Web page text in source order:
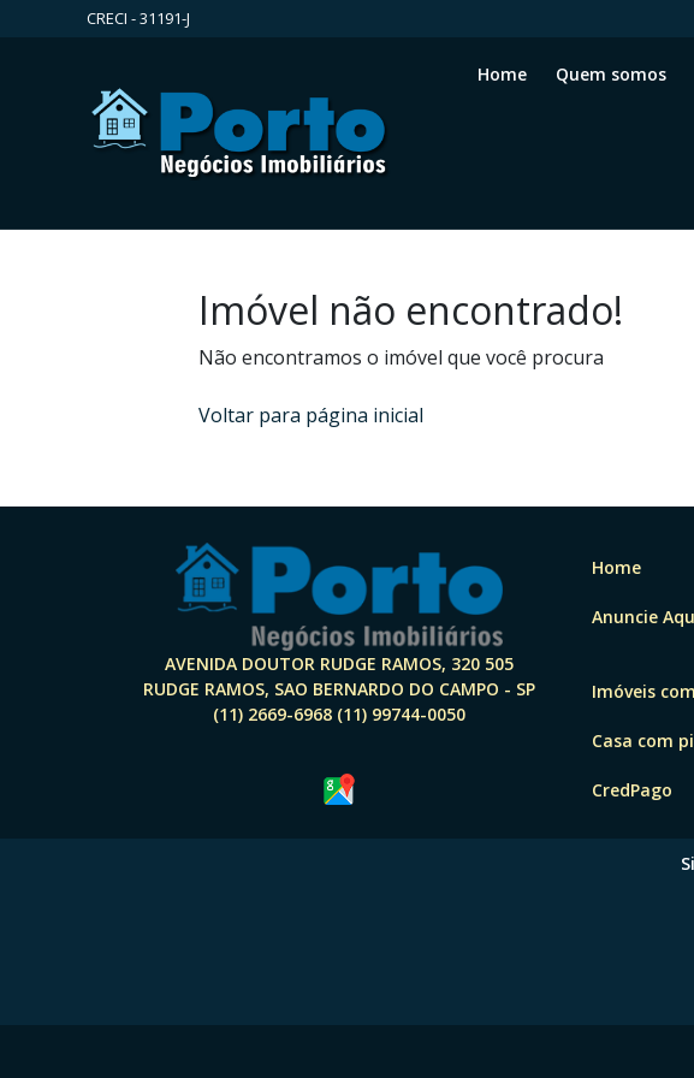
CRECI - 31191-J
Home Quem somos
Imóvel não encontrado!
Não encontramos o imóvel que você procura
Voltar para página inicial
AVENIDA DOUTOR RUDGE RAMOS, 320 505
RUDGE RAMOS, SAO BERNARDO DO CAMPO - SP
(11) 2669-6968 (11) 99744-0050
Home
Anuncie
Imóveis
Casa com
CredPago